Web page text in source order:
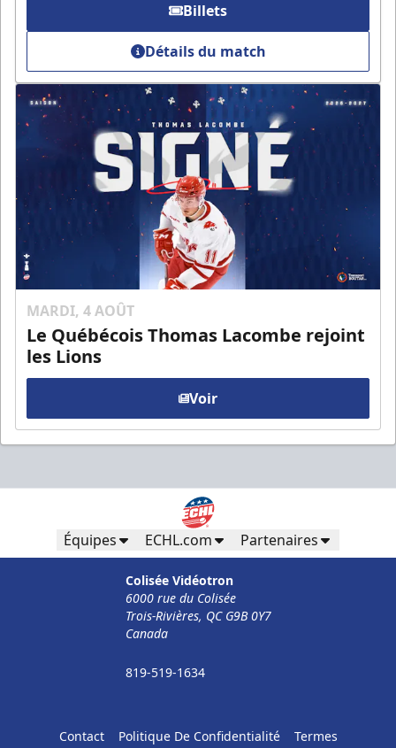
Billets
Détails du match
MARDI, 4 AOÛT
Le Québécois Thomas Lacombe rejoint
les Lions
Voir
Équipes ECHL.com Partenaires
Colisée Vidéotron
6000 rue du Colisée
Trois-Rivières, QC G9B 0Y7
Canada
819-519-1634
Contact Politique De Confidentialité
Termes